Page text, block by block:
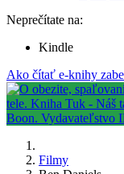
Neprečítate na:
Kindle
Ako čítať e-knihy
Filmy